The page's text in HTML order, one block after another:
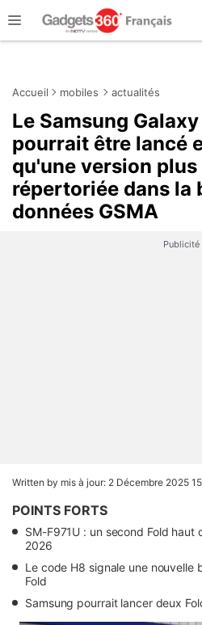
Accueil mobiles actualités
Le Samsung
pourrait être lancé
qu'une version plus
répertoriée dans la
données GSMA
Publicité
Written by mis à jour: 2 Décembre 2025
POINTS FORTS
SM-F971U : un second Fold haut
2026
Le code H8 signale une nouvelle
Fold
Samsung pourrait lancer deux